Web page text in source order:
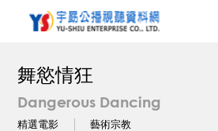
舞慾情狂
Dangerous Dancing
精選電影 藝術宗教